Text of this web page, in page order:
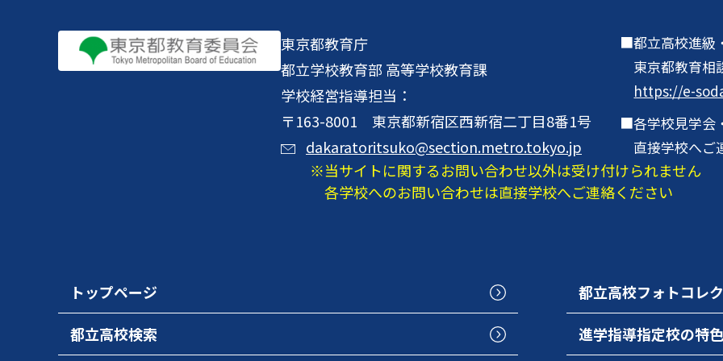
東京都教育庁
都立学校教育部 高等学校教育課
学校経営指導担当：
〒163-8001 東京都新宿区西新宿二丁目8番1号
dakaratoritsuko@section.metro.tokyo.jp
都立高校進級
東京都教育相
https://e-
各学校見学会
直接学校へご
当サイトに関するお問い合わせ以外は受け付けられません
各学校へのお問い合わせは直接学校へご連絡ください
トップページ
都立高校検索
都立高校フォトコレ
進学指導指定校の特色